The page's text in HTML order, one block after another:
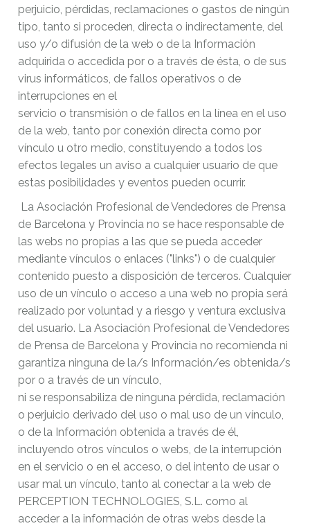
perjuicio, pérdidas, reclamaciones o gastos de ningún
tipo, tanto si proceden, directa o indirectamente, del
uso y/o difusión de la web o de la Información
adquirida o accedida por o a través de ésta, o de sus
virus informáticos, de fallos operativos o de
interrupciones en el
servicio o transmisión o de fallos en la línea en el uso
de la web, tanto por conexión directa como por
vínculo u otro medio, constituyendo a todos los
efectos legales un aviso a cualquier usuario de que
estas posibilidades y eventos pueden ocurrir.
La Asociación Profesional de Vendedores de Prensa
de Barcelona y Provincia no se hace responsable de
las webs no propias a las que se pueda acceder
mediante vínculos o enlaces ("links") o de cualquier
contenido puesto a disposición de terceros. Cualquier
uso de un vínculo o acceso a una web no propia será
realizado por voluntad y a riesgo y ventura exclusiva
del usuario. La Asociación Profesional de Vendedores
de Prensa de Barcelona y Provincia no recomienda ni
garantiza ninguna de la/s Información/es obtenida/s
por o a través de un vínculo,
ni se responsabiliza de ninguna pérdida, reclamación
o perjuicio derivado del uso o mal uso de un vínculo,
o de la Información obtenida a través de él,
incluyendo otros vínculos o webs, de la interrupción
en el servicio o en el acceso, o del intento de usar o
usar mal un vínculo, tanto al conectar a la web de
PERCEPTION TECHNOLOGIES, S.L. como al
acceder a la información de otras webs desde la